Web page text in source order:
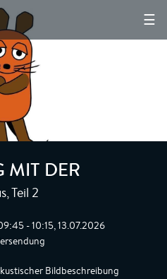
☰
MIT DER
Teil 2
- 10:15, 13.07.2026
Bildbeschreibung